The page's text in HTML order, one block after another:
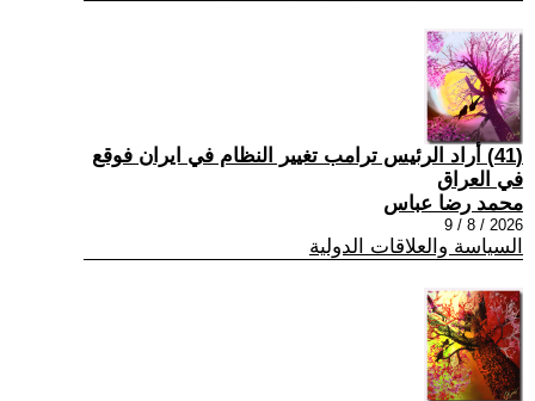
(41) أراد الرئيس ترامب تغيير النظام في ايران فوقع
في العراق
محمد رضا عباس
2026 / 8 / 9
السياسة والعلاقات الدولية